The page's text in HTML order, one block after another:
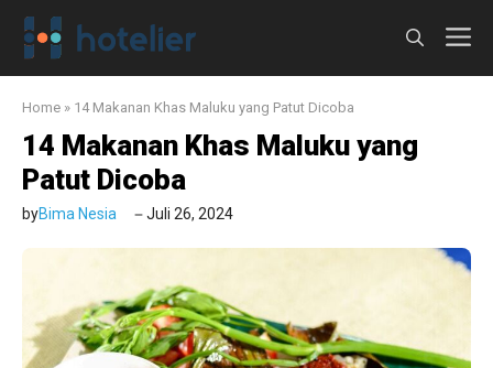
Langsung
Home » 14 Makanan Khas Maluku yang Patut Dicoba
14 Makanan Khas Maluku yang
Patut Dicoba
byBima Nesia Juli 26, 2024